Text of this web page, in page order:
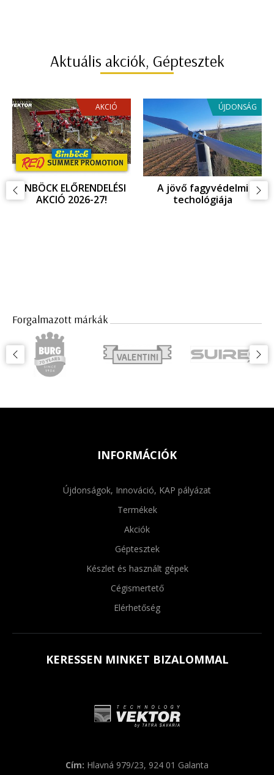
Aktuális akciók, Géptesztek
AKCIÓ
EINBÖCK ELŐRENDELÉSI
AKCIÓ 2026-27!
ÚJDONSÁG
A jövő fagyvédelmi
techológiája
Forgalmazott márkák
INFORMÁCIÓK
Újdonságok, Innováció, KAP pályázat
Termékek
Akciók
Géptesztek
Készlet és használt gépek
Cégismertető
Elérhetőség
KERESSEN MINKET BIZALOMMAL
Cím: Hlavná 979/23, 924 01 Galanta